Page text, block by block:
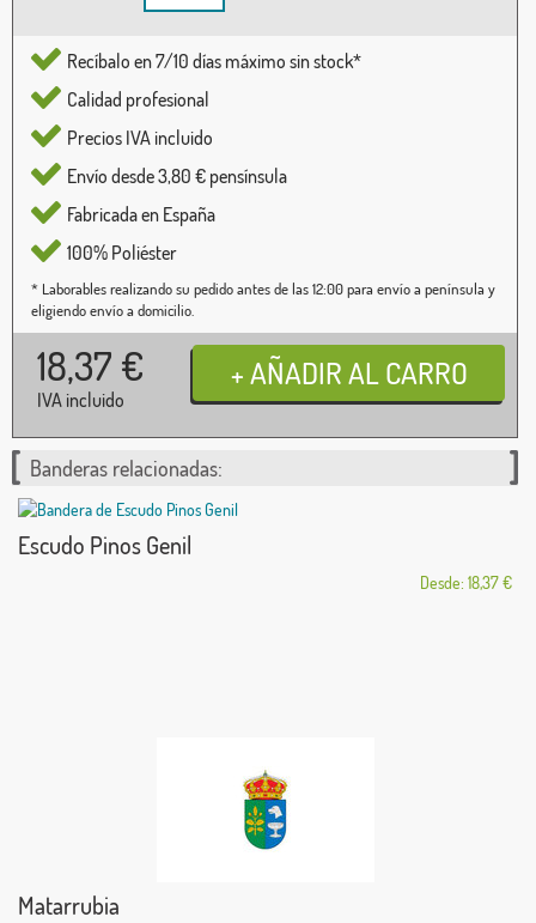
Recíbalo en 7/10 días máximo sin stock*
Calidad profesional
Precios IVA incluido
Envío desde 3,80 € pensínsula
Fabricada en España
100% Poliéster
* Laborables realizando su pedido antes de las 12:00 para envío a península y
eligiendo envío a domicilio.
18,37 €
IVA incluido
Banderas relacionadas:
Escudo Pinos Genil
Desde: 18,37 €
Matarrubia